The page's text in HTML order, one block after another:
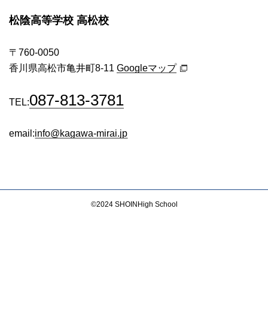
松陰高等学校 高松校
〒760-0050
香川県高松市亀井町8-11 Googleマップ
TEL:087-813-3781
email:info@kagawa-mirai.jp
©2024 SHOIN High School